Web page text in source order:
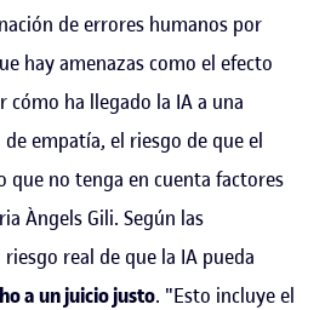
de errores humanos por
hay amenazas como el efecto
cómo ha llegado la IA a una
empatía, el riesgo de que el
que no tenga en cuenta factores
Àngels Gili. Según las
real de que la IA pueda
a un juicio justo. "Esto incluye el